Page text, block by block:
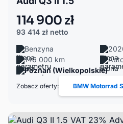
114 900 zł
93 414 zł netto
Benzyna
146 000 km
Poznań (Wielkopolskie)
Zobacz oferty: BMW Motorrad